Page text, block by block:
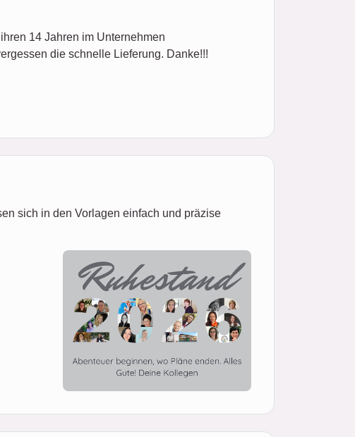
14 Jahren im Unternehmen
die schnelle Lieferung. Danke!!!
sich in den Vorlagen einfach und präzise